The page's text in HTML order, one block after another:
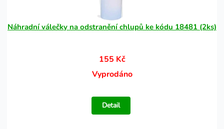
Náhradní válečky na odstranění chlupů ke kódu 18481 (2ks)
155 Kč
Vyprodáno
Detail